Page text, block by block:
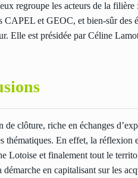
regroupe les acteurs de la
CAPEL et GEOC, et bien-sûr des
Elle est présidée par Céline
de clôture, riche en échanges
thématiques. En effet, la réflexion
Lotoise et finalement tout le
démarche en capitalisant sur les